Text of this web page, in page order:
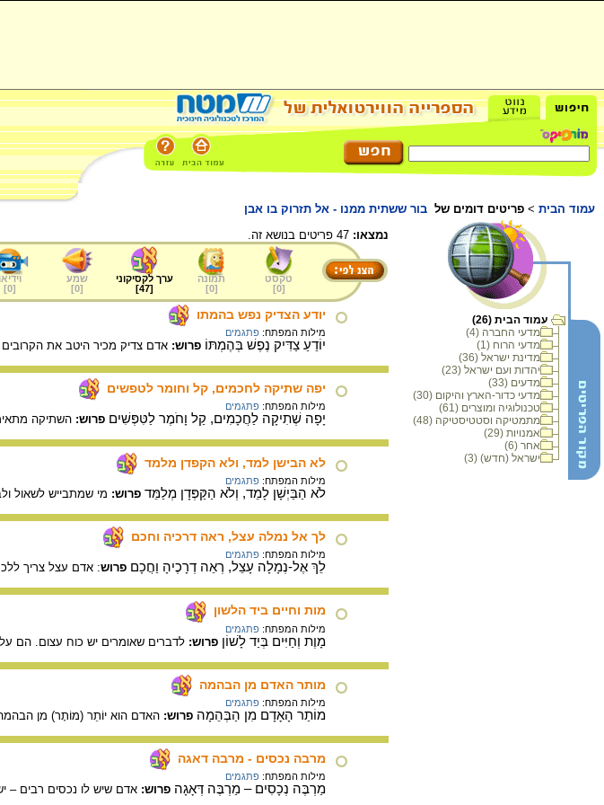
עמוד הבית > פריטים דומים של בור ששתית ממנו - אל תזרוק בו אבן
עמוד הבית (26)
מדעי החברה (4)
מדעי הרוח (1)
מדינת ישראל (36)
יהדות ועם ישראל (23)
מדעים (33)
מדעי כדור-הארץ והיקום (30)
טכנולוגיה ומוצרים (61)
מתמטיקה וסטטיסטיקה (48)
אמנויות (29)
אחר (6)
ישראל (חדש) (3)
נמצאו:
טקסט
[
0
]
תמונה
[
0
]
ערך לקסיקוני
[
47
]
שמע
[
0
]
וידיאו
[
0
]
יודע הצדיק נפש בהמתו
מילות המפתח: פתגמים
יוֹדֵעַ צַדִּיק נֶפֶשׁ בְּהֶמְתּוֹ פרוש: אדם צדיק מכיר היטב את הקרובים
יפה שתיקה לחכמים, קל וחומר לטפשים
מילות המפתח: פתגמים
יָפָה שְׁתִיקָה לַחֲכָמִים, קַל וָחֹמֶר לַטִּפְּשִׁים פרוש: השתיקה
לא הבישן למד, ולא הקפדן מלמד
מילות המפתח: פתגמים
לֹא הַבַּיְשָׁן לָמֵד, וְלֹא הַקַּפְּדָן מְלַמֵּד פרוש: מי שמתבייש לשאול
לך אל נמלה עצל, ראה דרכיה וחכם
מילות המפתח: פתגמים
לֵךְ אֶל-נְמָלָה עָצֵל, רְאֵה דְרָכֶיהָ וַחֲכָם פרוש: אדם עצל צריך
מות וחיים ביד הלשון
מילות המפתח: פתגמים
מָוֶת וְחַיִּים בְּיַד לָשׁוֹן פרוש: לדברים שאומרים יש כוח עצום. הם
מותר האדם מן הבהמה
מילות המפתח: פתגמים
מוֹתַר הָאָדָם מִן הַבְּהֵמָה פרוש: האדם הוא יוֹתֵר (מוֹתָר) מן
מרבה נכסים - מרבה דאגה
מילות המפתח: פתגמים
מַרְבֶּה נְכָסִים – מַרְבֶּה דְּאָגָה פרוש: אדם שיש לו נכסים רבים –